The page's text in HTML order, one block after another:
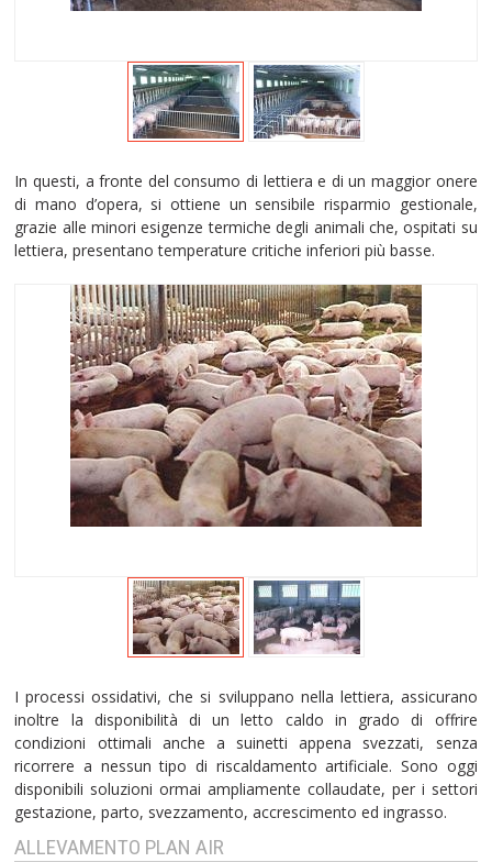
In questi, a fronte del consumo di lettiera e di un maggior onere
di mano d’opera, si ottiene un sensibile risparmio gestionale,
grazie alle minori esigenze termiche degli animali che, ospitati su
lettiera, presentano temperature critiche inferiori più basse.
I processi ossidativi, che si sviluppano nella lettiera, assicurano
inoltre la disponibilità di un letto caldo in grado di offrire
condizioni ottimali anche a suinetti appena svezzati, senza
ricorrere a nessun tipo di riscaldamento artificiale. Sono oggi
disponibili soluzioni ormai ampliamente collaudate, per i settori
gestazione, parto, svezzamento, accrescimento ed ingrasso.
ALLEVAMENTO PLAN AIR